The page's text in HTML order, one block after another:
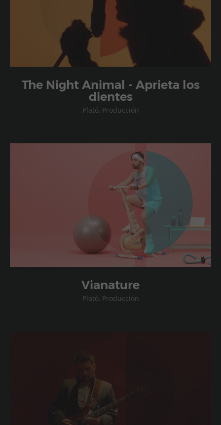
The Night Animal - Aprieta los
dientes
Plató, Producción
Vianature
Plató, Producción